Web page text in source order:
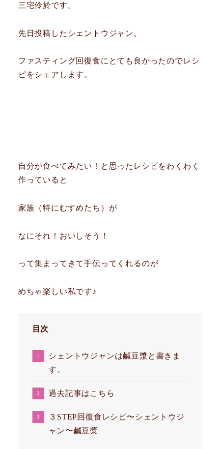
三宅伶於です。
先日投稿したシェントウジャン。
ファスティング回復食にとても良かったのでレシ
ピをシェアします。
自分が食べてみたい！と思ったレシピをわくわく
作っていると
家族（特にむすめたち）が
なにそれ！おいしそう！
って集まってきて手伝ってくれるのが
めちゃ楽しい私です♪
目次
シェントウジャンは鹹豆漿と書きま
す。
過去記事はこちら
３STEP回復食レシピ〜シェントウジ
ャン〜鹹豆漿